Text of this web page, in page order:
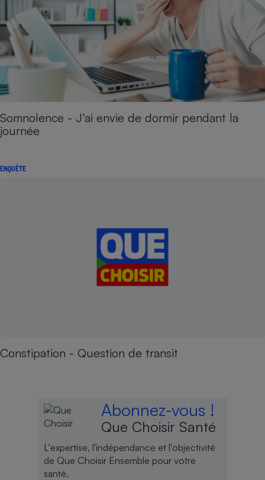
Somnolence - J’ai envie de dormir pendant la
journée
ENQUÊTE
Constipation - Question de transit
Abonnez-vous !
Que Choisir Santé
L'expertise, l'indépendance et l'objectivité
de Que Choisir Ensemble pour votre
santé.